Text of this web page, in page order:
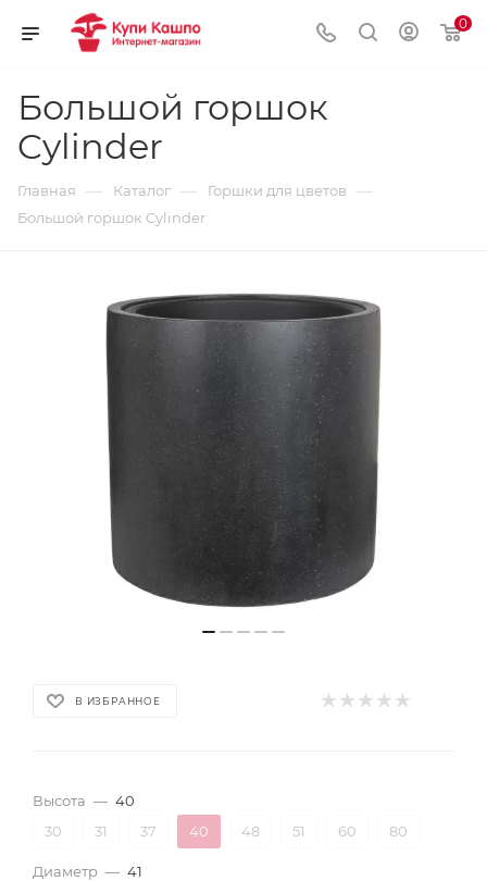
0
Большой горшок
Cylinder
Главная — Каталог — Горшки для цветов —
Большой горшок Cylinder
В ИЗБРАННОЕ
Высота — 40
30
31 37 40 48 51 60 80
Диаметр — 41